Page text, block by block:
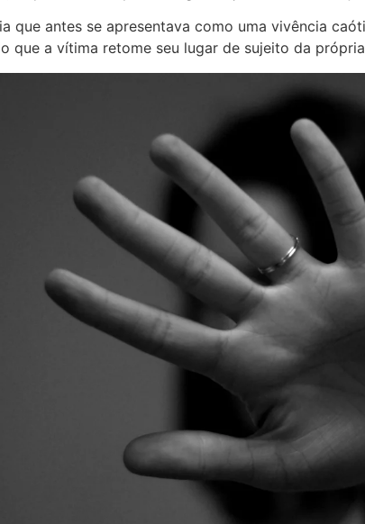
que antes se apresentava como uma vivência
que a vítima retome seu lugar de sujeito da